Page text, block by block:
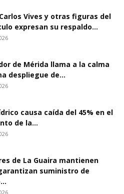
Vives y otras figuras del
expresan su respaldo...
de Mérida llama a la calma
despliegue de...
causa caída del 45% en el
de la...
de La Guaira mantienen
suministro de